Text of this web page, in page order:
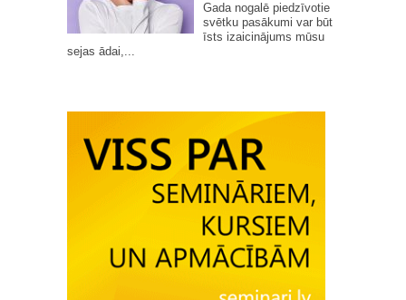
Gada nogalē piedzīvotie
svētku pasākumi var būt
īsts izaicinājums mūsu
sejas ādai,...